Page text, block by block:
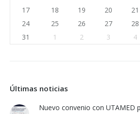
17
18 19 20 21
24
25 26 27 28
31
1 2 3 4
Últimas noticias
Nuevo convenio con UTAMED